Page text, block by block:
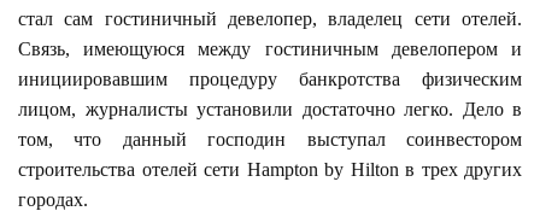
стал сам гостиничный девелопер, владелец сети отелей.
Связь, имеющуюся между гостиничным девелопером и
инициировавшим процедуру банкротства физическим
лицом, журналисты установили достаточно легко. Дело в
том, что данный господин выступал соинвестором
строительства отелей сети Hampton by Hilton в трех других
городах.